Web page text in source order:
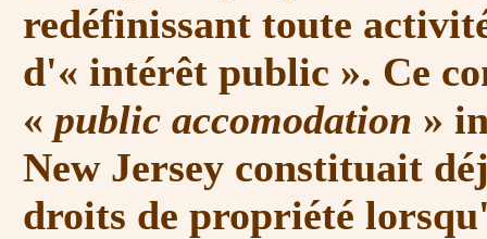
redéfinissant toute
d'« intérêt public ». Ce
« public accomodation »
New Jersey constituait
droits de propriété